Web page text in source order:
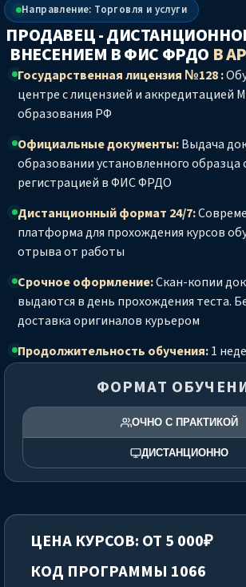
Направление: Торговля и услуги
ПРОДАВЕЦ -
ВНЕСЕНИЕМ В ФИС ФРДО В
Государственная лицензия №128 :
центре с лицензией и аккредитацией
образования РФ
Официальные документы:Выдача
образовании установленного образца
регистрацией в ФИС ФРДО
Дистанционный формат 24/7:
платформа для прохождения курсов
отрыва от работы
Срочное оформление:Скан-копии
выдаются в день прохождения теста.
доставка оригиналов курьером
Продолжительность обучения:1
ФОРМАТ
ОЧНО С ПРАКТИКОЙ
ДИСТАНЦИОННО
ЦЕНА КУРСОВ: ОТ 5 000₽
КОД ПРОГРАММЫ 1066